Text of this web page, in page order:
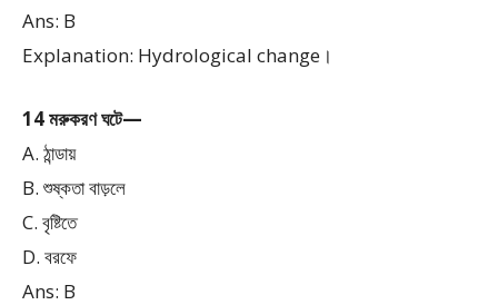
Ans: B
Explanation: Hydrological change।
14 মরুকরণ ঘটে—
A. ঠান্ডায়
B. শুষ্কতা বাড়লে
C. বৃষ্টিতে
D. বরফে
Ans: B